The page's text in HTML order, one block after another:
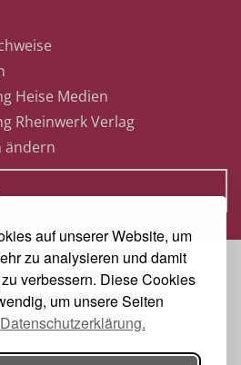
auf unserer Website, um
zu analysieren und damit
verbessern. Diese Cookies
um unsere Seiten
Datenschutzerklärung.
Heise Medien
Rheinwerk Verlag
ändern